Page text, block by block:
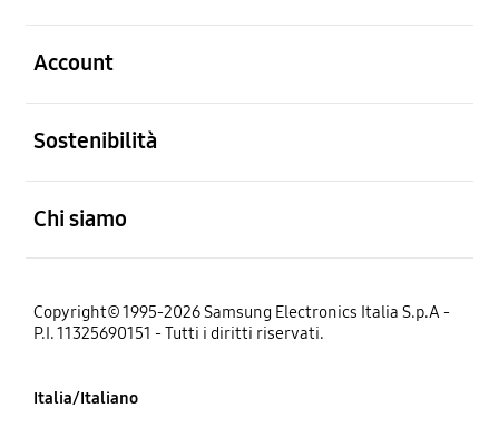
Account
Sostenibilità
Chi siamo
Copyright© 1995-2026 Samsung Electronics Italia S.p.A -
P.I. 11325690151 - Tutti i diritti riservati.
Italia/Italiano